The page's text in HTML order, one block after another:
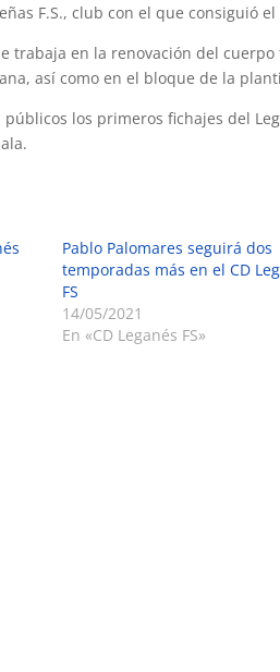
F.S., club con el que consiguió
trabaja en la renovación del
así como en el bloque de la
los primeros fichajes del
Pablo Palomares seguirá dos
temporadas más en el CD
FS
14/05/2021
En «CD Leganés FS»